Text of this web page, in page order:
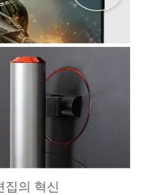
집의 혁신